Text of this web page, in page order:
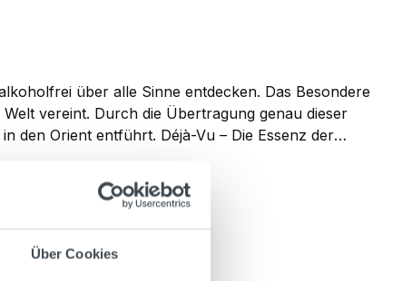
Über Cookies
über alle Sinne entdecken. Das Besondere
vereint. Durch die Übertragung genau dieser
den Orient entführt. Déjà-Vu – Die Essenz der